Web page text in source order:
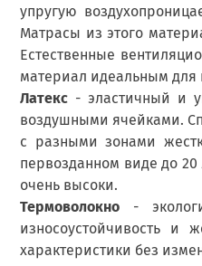
упругую
Матрасы из этого
Естественные
материал идеальным для
Латекс - эластичный и
воздушными ячейками.
с разными зонами
первозданном виде до 20
очень высоки.
Термоволокно -
износоустойчивость и
характеристики без